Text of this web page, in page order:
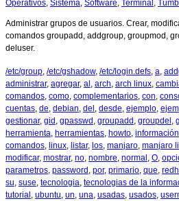
Operativos, Sistema, Software, Terminal ,
Administrar grupos de usuarios. Crear,
comandos groupadd, addgroup, groupmod,
deluser.
/etc/group, /etc/gshadow, /etc/login.defs, a,
administrar, agregar, al , arch, arch linux,
comandos, como, complementarios, con,
cuentas, de, debian, del , desde, ejemplo,
gestionar, gid , gpasswd , groupadd , groupdel ,
herramienta, herramientas, howto, información
comandos, linux, listar, los, manjaro, manjaro
modificar, mostrar, no, nombre, normal , O,
parametros, password , por, primario, que,
su, suse, tecnologia, tecnologias de la
tutorial , ubuntu, un, una, usadas, usados,